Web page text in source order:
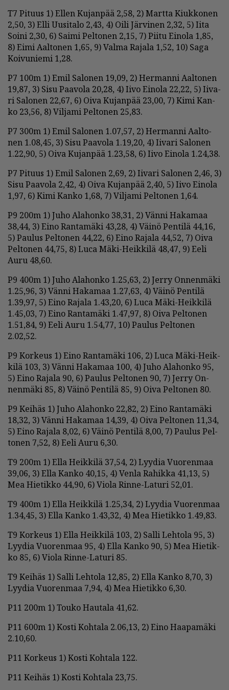
T7 Pi­tuus 1) El­len Ku­jan­pää 2,58, 2) Mart­ta Kiuk­ko­nen
2,50, 3) El­li Uu­si­ta­lo 2,43, 4) Oi­li Jär­vi­nen 2,32, 5) Ii­ta
Soi­ni 2,30, 6) Sai­mi Pel­to­nen 2,15, 7) Pii­tu Ei­no­la 1,85,
8) Ei­mi Aal­to­nen 1,65, 9) Val­ma Ra­ja­la 1,52, 10) Saga
Koi­vu­nie­mi 1,28.
P7 100m 1) Emil Sa­lo­nen 19,09, 2) Her­man­ni Aal­to­nen
19,87, 3) Sisu Paa­vo­la 20,28, 4) Ii­vo Ei­no­la 22,22, 5) Ii­va­
ri Sa­lo­nen 22,67, 6) Oi­va Ku­jan­pää 23,00, 7) Kimi Kan­
ko 23,56, 8) Vil­ja­mi Pel­to­nen 25,83.
P7 300m 1) Emil Sa­lo­nen 1.07,57, 2) Her­man­ni Aal­to­
nen 1.08,45, 3) Sisu Paa­vo­la 1.19,20, 4) Ii­va­ri Sa­lo­nen
1.22,90, 5) Oi­va Ku­jan­pää 1.23,58, 6) Ii­vo Ei­no­la 1.24,38.
P7 Pi­tuus 1) Emil Sa­lo­nen 2,69, 2) Ii­va­ri Sa­lo­nen 2,46, 3)
Sisu Paa­vo­la 2,42, 4) Oi­va Ku­jan­pää 2,40, 5) Ii­vo Ei­no­la
1,97, 6) Kimi Kan­ko 1,68, 7) Vil­ja­mi Pel­to­nen 1,64.
P9 200m 1) Juho Ala­hon­ko 38,31, 2) Vän­ni Ha­ka­maa
38,44, 3) Ei­no Ran­ta­mä­ki 43,28, 4) Väi­nö Pen­ti­lä 44,16,
5) Pau­lus Pel­to­nen 44,22, 6) Ei­no Ra­ja­la 44,52, 7) Oi­va
Pel­to­nen 44,75, 8) Luca Mäki-Heik­ki­lä 48,47, 9) Ee­li
Au­ru 48,60.
P9 400m 1) Juho Ala­hon­ko 1.25,63, 2) Jer­ry On­nen­mä­ki
1.25,96, 3) Vän­ni Ha­ka­maa 1.27,63, 4) Väi­nö Pen­ti­lä
1.39,97, 5) Ei­no Ra­ja­la 1.43,20, 6) Luca Mäki-Heik­ki­lä
1.45,03, 7) Ei­no Ran­ta­mä­ki 1.47,97, 8) Oi­va Pel­to­nen
1.51,84, 9) Ee­li Au­ru 1.54,77, 10) Pau­lus Pel­to­nen
2.02,52.
P9 Kor­keus 1) Ei­no Ran­ta­mä­ki 106, 2) Luca Mäki-Heik­
ki­lä 103, 3) Vän­ni Ha­ka­maa 100, 4) Juho Ala­hon­ko 95,
5) Ei­no Ra­ja­la 90, 6) Pau­lus Pel­to­nen 90, 7) Jer­ry On­
nen­mä­ki 85, 8) Väi­nö Pen­ti­lä 85, 9) Oi­va Pel­to­nen 80.
P9 Kei­häs 1) Juho Ala­hon­ko 22,82, 2) Ei­no Ran­ta­mä­ki
18,32, 3) Vän­ni Ha­ka­maa 14,39, 4) Oi­va Pel­to­nen 11,34,
5) Ei­no Ra­ja­la 8,02, 6) Väi­nö Pen­ti­lä 8,00, 7) Pau­lus Pel­
to­nen 7,52, 8) Ee­li Au­ru 6,30.
T9 200m 1) El­la Heik­ki­lä 37,54, 2) Lyy­dia Vuo­ren­maa
39,06, 3) El­la Kan­ko 40,15, 4) Ven­la Ra­hik­ka 41,13, 5)
Mea Hie­tik­ko 44,90, 6) Vi­o­la Rin­ne-La­tu­ri 52,01.
T9 400m 1) El­la Heik­ki­lä 1.25,34, 2) Lyy­dia Vuo­ren­maa
1.34,45, 3) El­la Kan­ko 1.43,32, 4) Mea Hie­tik­ko 1.49,83.
T9 Kor­keus 1) El­la Heik­ki­lä 103, 2) Sal­li Leh­to­la 95, 3)
Lyy­dia Vuo­ren­maa 95, 4) El­la Kan­ko 90, 5) Mea Hie­tik­
ko 85, 6) Vi­o­la Rin­ne-La­tu­ri 85.
T9 Kei­häs 1) Sal­li Leh­to­la 12,85, 2) El­la Kan­ko 8,70, 3)
Lyy­dia Vuo­ren­maa 7,94, 4) Mea Hie­tik­ko 6,30.
P11 200m 1) Tou­ko Hau­ta­la 41,62.
P11 600m 1) Kos­ti Koh­ta­la 2.06,13, 2) Ei­no Haa­pa­mä­ki
2.10,60.
P11 Kor­keus 1) Kos­ti Koh­ta­la 122.
P11 Kei­häs 1) Kos­ti Koh­ta­la 23,75.